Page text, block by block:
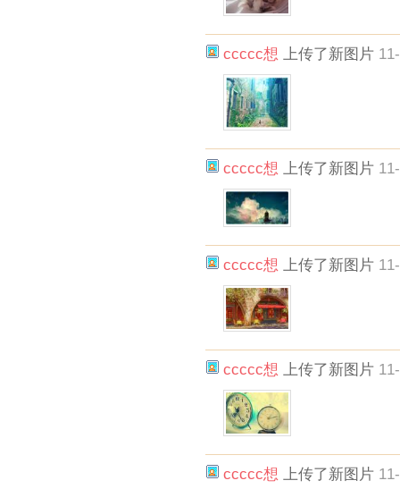
ccccc想 上传了新图片
ccccc想 上传了新图片
ccccc想 上传了新图片
ccccc想 上传了新图片
ccccc想 上传了新图片